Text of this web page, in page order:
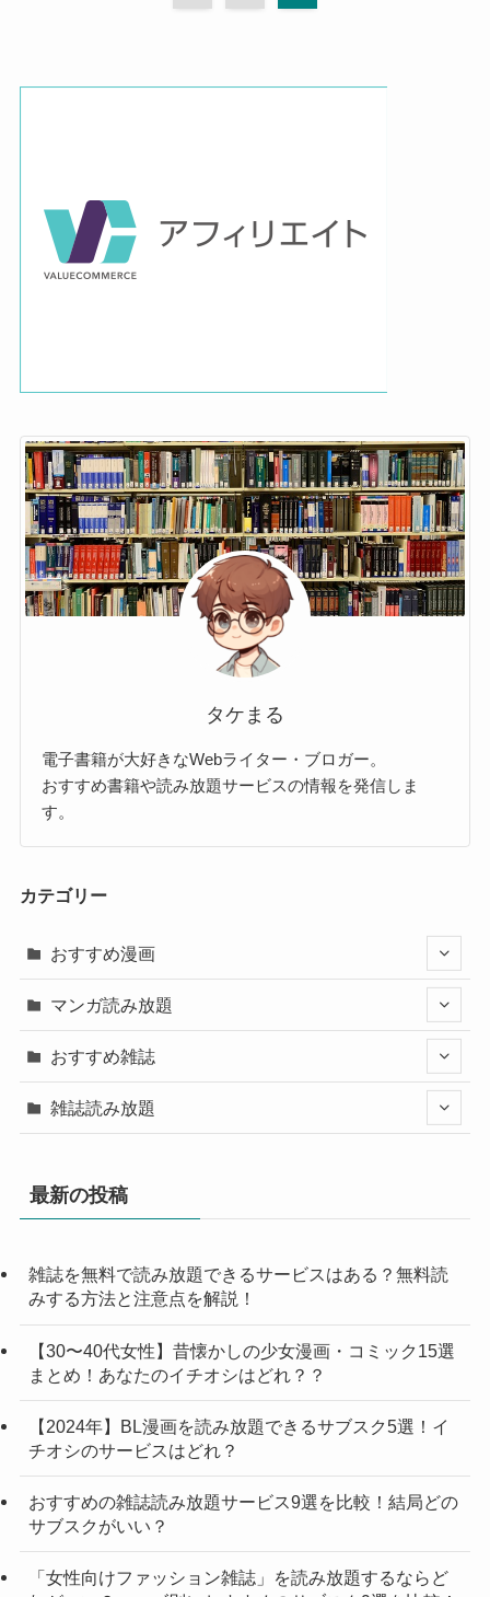
タケまる
電子書籍が大好きなWebライター・ブロガー。
おすすめ書籍や読み放題サービスの情報を発信しま
す。
カテゴリー
おすすめ漫画
マンガ読み放題
おすすめ雑誌
雑誌読み放題
最新の投稿
雑誌を無料で読み放題できるサービスはある？無料読
みする方法と注意点を解説！
【30〜40代女性】昔懐かしの少女漫画・コミック15選
まとめ！あなたのイチオシはどれ？？
【2024年】BL漫画を読み放題できるサブスク5選！イ
チオシのサービスはどれ？
おすすめの雑誌読み放題サービス9選を比較！結局どの
サブスクがいい？
「女性向けファッション雑誌」を読み放題するならど